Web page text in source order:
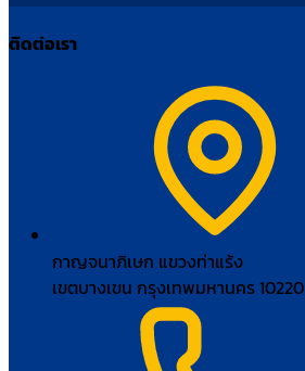
ติดต่อเรา
กาญจนาภิเษก แขวงท่าแร้ง
เขตบางเขน กรุงเทพมหานคร 10220